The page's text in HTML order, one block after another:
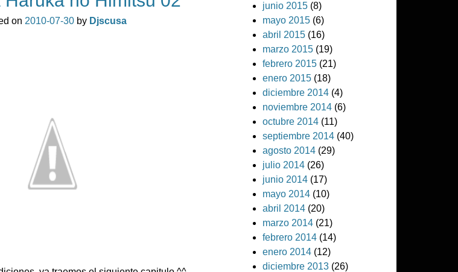
on 2010-07-30by Djscusa
junio 2015 (8)
mayo 2015 (6)
abril 2015 (16)
marzo 2015 (19)
febrero 2015 (21)
enero 2015 (18)
diciembre 2014 (4)
noviembre 2014 (6)
octubre 2014 (11)
septiembre 2014 (40)
agosto 2014 (29)
julio 2014 (26)
junio 2014 (17)
mayo 2014 (10)
abril 2014 (20)
marzo 2014 (21)
febrero 2014 (14)
enero 2014 (12)
diciembre 2013 (26)